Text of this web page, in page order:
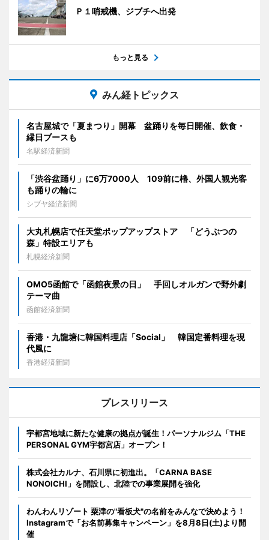
Ｐ１哨戒機、ジブチへ出発
もっと見る
みん経トピックス
名古屋城で「夏まつり」開幕 盆踊りを毎日開催、飲食・
縁日ブースも
名駅経済新聞
「渋谷盆踊り」に6万7000人 109前に櫓、外国人観光客
も踊りの輪に
シブヤ経済新聞
大丸札幌店で任天堂ポップアップストア 「どうぶつの
森」特設エリアも
札幌経済新聞
OMO5函館で「函館夜景の日」 手回しオルガンで野外劇
テーマ曲
函館経済新聞
香港・九龍塘に韓国料理店「Social」 韓国定番料理を現
代風に
香港経済新聞
プレスリリース
宇都宮地域に新たな健康の拠点が誕生！パーソナルジム「THE
PERSONAL GYM宇都宮店」オープン！
株式会社カルナ、石川県に初進出。「CARNA BASE
NONOICHI」を開設し、北陸での事業展開を強化
わんわんリゾート 粟津の"看板犬"の名前をみんなで決めよう！
Instagramで「お名前募集キャンペーン」を8月8日(土)より開
催